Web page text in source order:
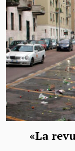
«La